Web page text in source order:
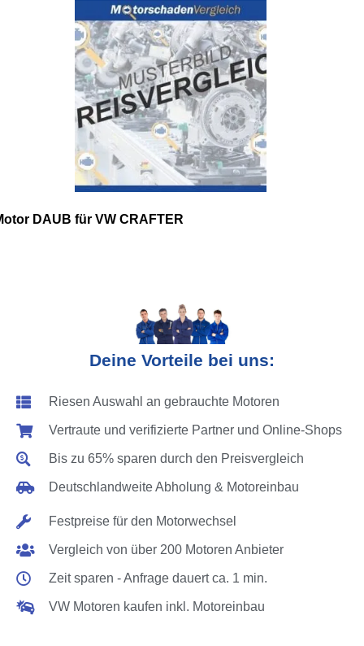
DAUB für VW CRAFTER
Deine Vorteile bei uns:
Riesen Auswahl an gebrauchte Motoren
Vertraute und verifizierte Partner und Online-Shops
Bis zu 65% sparen durch den Preisvergleich
Deutschlandweite Abholung & Motoreinbau
Festpreise für den Motorwechsel
Vergleich von über 200 Motoren Anbieter
Zeit sparen - Anfrage dauert ca. 1 min.
VW Motoren kaufen inkl. Motoreinbau